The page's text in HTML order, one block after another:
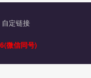
自定链接
微信同号)